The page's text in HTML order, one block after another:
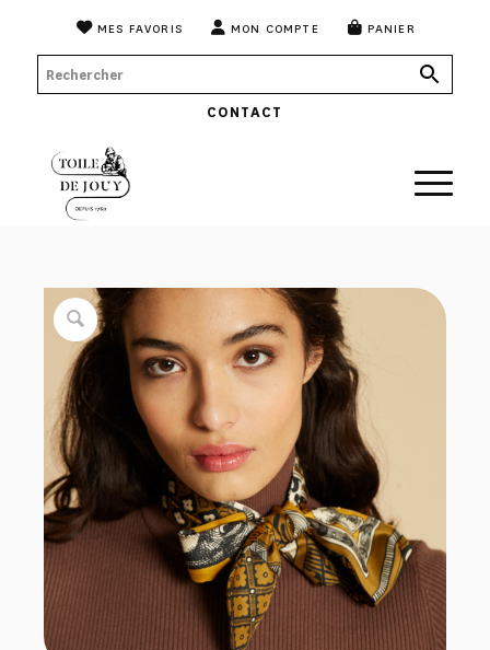
MES FAVORIS MON COMPTE PANIER
CONTACT